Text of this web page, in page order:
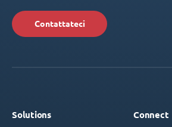
Contattateci
Solutions Connect